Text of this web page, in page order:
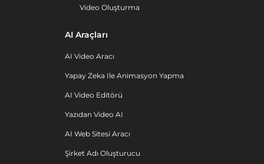
Video Oluşturma
AI Araçları
AI Video Aracı
Yapay Zeka Ile Animasyon Yapma
AI Video Editörü
Yazıdan Video AI
AI Web Sitesi Aracı
Şirket Adı Oluşturucu